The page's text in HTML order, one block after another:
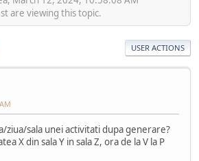
are viewing this topic.
USER ACTIONS
ziua/sala unei activitati dupa generare?
X din sala Y in sala Z, ora de la V la P